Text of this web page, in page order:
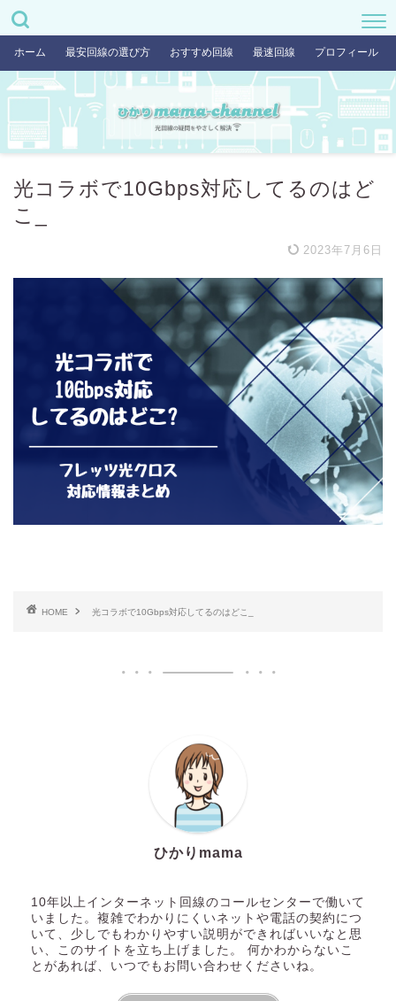
ホーム 最安回線の選び方 おすすめ回線 最速回線 プロフィール
光コラボで10Gbps対応してるのはど
こ_
2023年7月6日
HOME 光コラボで10Gbps対応してるのはどこ_
ひかりmama
10年以上インターネット回線のコールセンターで働いて
いました。複雑でわかりにくいネットや電話の契約につ
いて、少しでもわかりやすい説明ができればいいなと思
い、このサイトを立ち上げました。 何かわからないこ
とがあれば、いつでもお問い合わせくださいね。